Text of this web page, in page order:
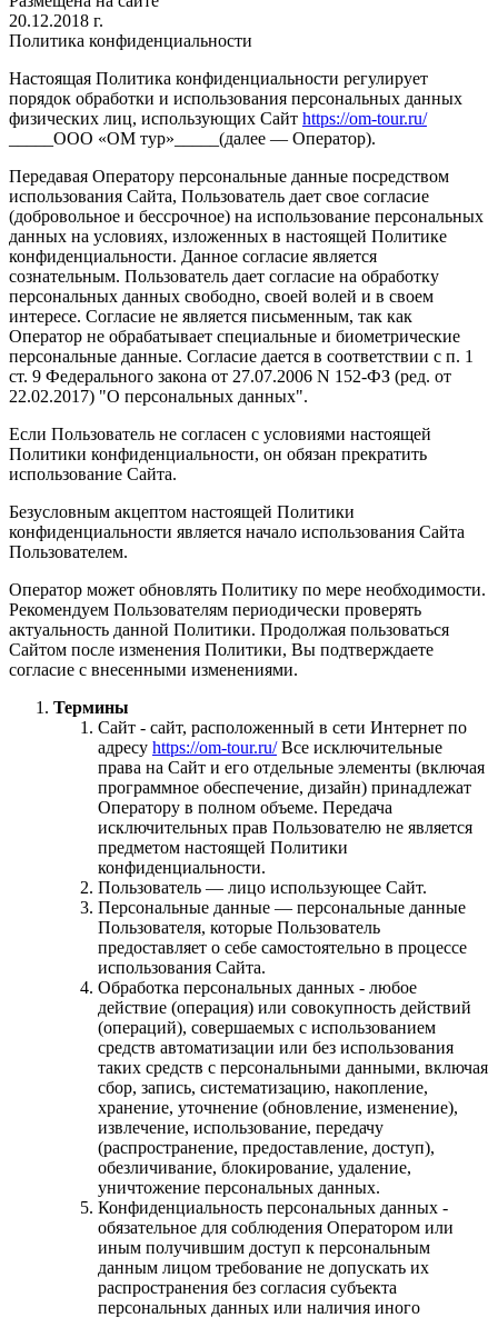
20.12.2018 г.
Политика конфиденциальности
Настоящая Политика конфиденциальности регулирует
порядок обработки и использования персональных данных
физических лиц, использующих Сайт https://om-tour.ru/
_____ООО «ОМ тур»_____(далее — Оператор).
Передавая Оператору персональные данные посредством
использования Сайта, Пользователь дает свое согласие
(добровольное и бессрочное) на использование персональных
данных на условиях, изложенных в настоящей Политике
конфиденциальности. Данное согласие является
сознательным. Пользователь дает согласие на обработку
персональных данных свободно, своей волей и в своем
интересе. Согласие не является письменным, так как
Оператор не обрабатывает специальные и биометрические
персональные данные. Согласие дается в соответствии с п. 1
ст. 9 Федерального закона от 27.07.2006 N 152-ФЗ (ред. от
22.02.2017) "О персональных данных".
Если Пользователь не согласен с условиями настоящей
Политики конфиденциальности, он обязан прекратить
использование Сайта.
Безусловным акцептом настоящей Политики
конфиденциальности является начало использования Сайта
Пользователем.
Оператор может обновлять Политику по мере необходимости.
Рекомендуем Пользователям периодически проверять
актуальность данной Политики. Продолжая пользоваться
Сайтом после изменения Политики, Вы подтверждаете
согласие с внесенными изменениями.
Термины
Сайт - сайт, расположенный в сети Интернет по
адресу https://om-tour.ru/Все исключительные
права на Сайт и его отдельные элементы (включая
программное обеспечение, дизайн) принадлежат
Оператору в полном объеме. Передача
исключительных прав Пользователю не является
предметом настоящей Политики
конфиденциальности.
Пользователь — лицо использующее Сайт.
Персональные данные — персональные данные
Пользователя, которые Пользователь
предоставляет о себе самостоятельно в процессе
использования Сайта.
Обработка персональных данных - любое
действие (операция) или совокупность действий
(операций), совершаемых с использованием
средств автоматизации или без использования
таких средств с персональными данными, включая
сбор, запись, систематизацию, накопление,
хранение, уточнение (обновление, изменение),
извлечение, использование, передачу
(распространение, предоставление, доступ),
обезличивание, блокирование, удаление,
уничтожение персональных данных.
Конфиденциальность персональных данных -
обязательное для соблюдения Оператором или
иным получившим доступ к персональным
данным лицом требование не допускать их
распространения без согласия субъекта
персональных данных или наличия иного